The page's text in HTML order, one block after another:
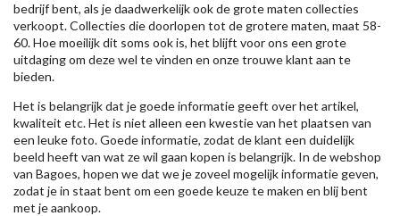
bedrijf bent, als je daadwerkelijk ook de grote maten collecties
verkoopt. Collecties die doorlopen tot de grotere maten, maat 58-
60. Hoe moeilijk dit soms ook is, het blijft voor ons een grote
uitdaging om deze wel te vinden en onze trouwe klant aan te
bieden.
Het is belangrijk dat je goede informatie geeft over het artikel,
kwaliteit etc. Het is niet alleen een kwestie van het plaatsen van
een leuke foto. Goede informatie, zodat de klant een duidelijk
beeld heeft van wat ze wil gaan kopen is belangrijk. In de webshop
van Bagoes, hopen we dat we je zoveel mogelijk informatie geven,
zodat je in staat bent om een goede keuze te maken en blij bent
met je aankoop.